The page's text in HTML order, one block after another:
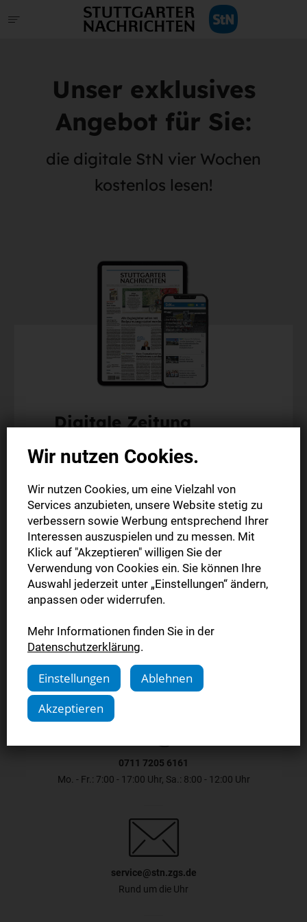
Unser exklusives
Angebot für Sie:
die digitale StN vier Wochen
kostenlos lesen!
Digitale Zeitung
Alle Inhalte der StN-App
Die digitale Ausgabe als E-Paper (Mo.-So.)
4 Wochen
0,00 €
0711 7205 6161
Mo. - Fr.: 7:00 - 17:00 Uhr, Sa.: 8:00 - 12:00 Uhr
service@stn.zgs.de
Rund um die Uhr
Wir nutzen Cookies.
Wir nutzen Cookies, um eine Vielzahl von
Services anzubieten, unsere Website stetig zu
verbessern sowie Werbung entsprechend Ihrer
Interessen auszuspielen und zu messen. Mit
Klick auf "Akzeptieren" willigen Sie der
Verwendung von Cookies ein. Sie können Ihre
Auswahl jederzeit unter „Einstellungen“ ändern,
anpassen oder widerrufen.
Mehr Informationen finden Sie in der
Datenschutzerklärung.
Einstellungen
Ablehnen
Akzeptieren